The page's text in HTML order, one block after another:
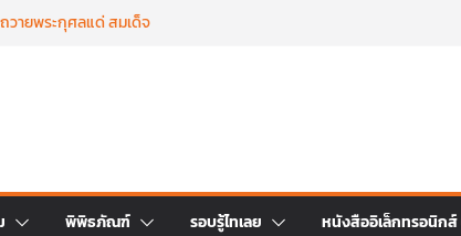
ายพระกุศลแด่ สมเด็จ
ครบ ครบ ๑๕ วัน (ปัณรสม
อ เจ้าฟ้าพัชรกิติยาภาฯ
ยน 2569
๑๕ ปี สืบสานวัฒนธรรม
พิพิธภัณฑ์ รอบรู้ไทเลย หนังสืออิเล็กทรอนิกส์